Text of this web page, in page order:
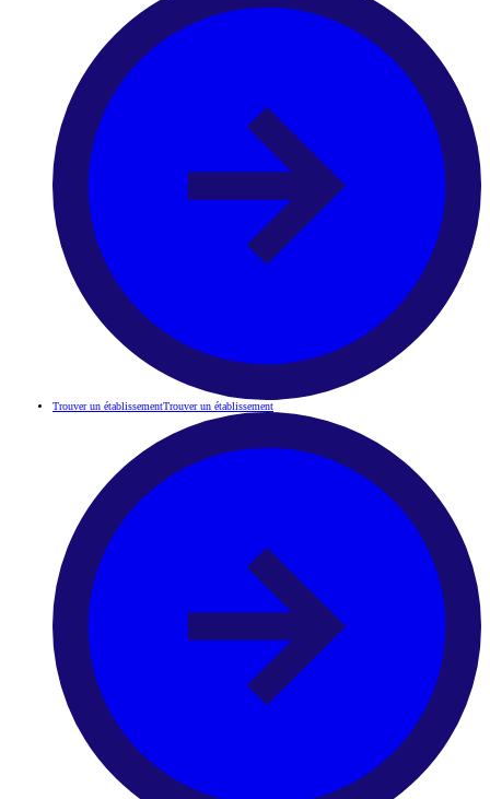
Trouver un établissementTrouver un établissement